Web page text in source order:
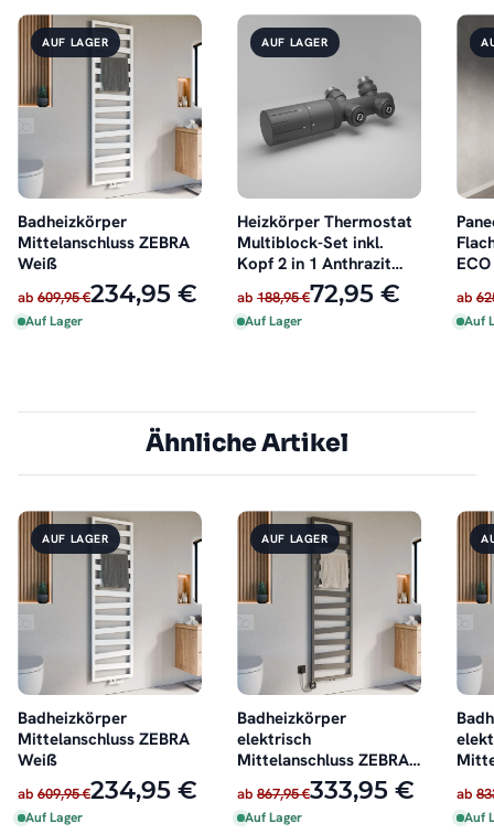
AUF LAGER
Badheizkörper
Mittelanschluss ZEBRA
Weiß
ab 609,95 €234,95 €
Auf Lager
AUF LAGER
Heizkörper Thermostat
Multiblock-Set inkl.
Kopf 2 in 1 Anthrazit
schwenkbar
ab 188,95 €72,95 €
Auf Lager
ab
Auf
Ähnliche Artikel
AUF LAGER
Badheizkörper
Mittelanschluss ZEBRA
Weiß
ab 609,95 €234,95 €
Auf Lager
AUF LAGER
Badheizkörper
elektrisch
Mittelanschluss ZEBRA
Anthrazit inkl. Heizstab
ab 867,95 €333,95 €
Auf Lager
ab
Auf